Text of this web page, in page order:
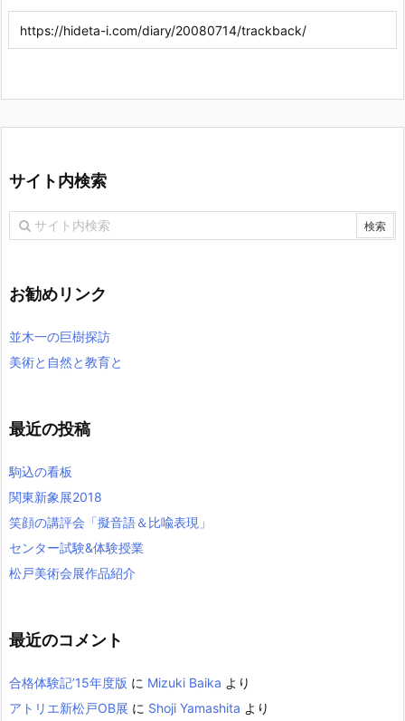
サイト内検索
お勧めリンク
並木一の巨樹探訪
美術と自然と教育と
最近の投稿
駒込の看板
関東新象展2018
笑顔の講評会「擬音語＆比喩表現」
センター試験&体験授業
松戸美術会展作品紹介
最近のコメント
合格体験記’15年度版 に Mizuki Baika より
アトリエ新松戸OB展 に Shoji Yamashita より